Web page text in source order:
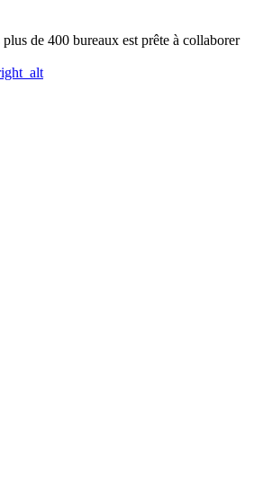
de 400 bureaux est prête à collaborer